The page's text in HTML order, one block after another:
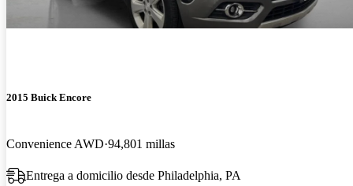
2015 Buick Encore
Convenience AWD 94,801 millas
Entrega a domicilio desde Philadelphia, PA